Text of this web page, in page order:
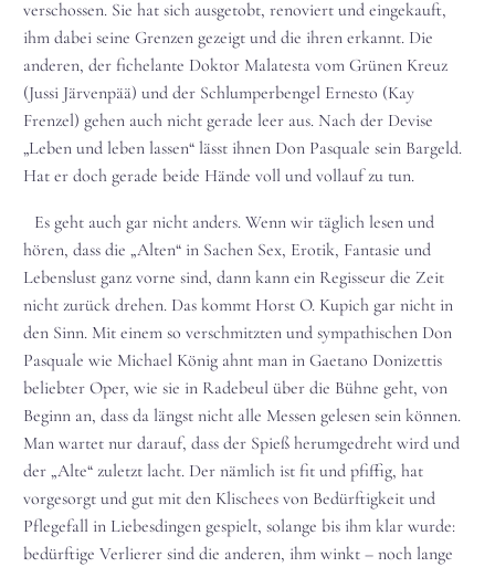
verschossen. Sie hat sich ausgetobt, renoviert und eingekauft,
ihm dabei seine Grenzen gezeigt und die ihren erkannt. Die
anderen, der fichelante Doktor Malatesta vom Grünen Kreuz
(Jussi Järvenpää) und der Schlumperbengel Ernesto (Kay
Frenzel) gehen auch nicht gerade leer aus. Nach der Devise
„Leben und leben lassen“ lässt ihnen Don Pasquale sein Bargeld.
Hat er doch gerade beide Hände voll und vollauf zu tun.
Es geht auch gar nicht anders. Wenn wir täglich lesen und
hören, dass die „Alten“ in Sachen Sex, Erotik, Fantasie und
Lebenslust ganz vorne sind, dann kann ein Regisseur die Zeit
nicht zurück drehen. Das kommt Horst O. Kupich gar nicht in
den Sinn. Mit einem so verschmitzten und sympathischen Don
Pasquale wie Michael König ahnt man in Gaetano Donizettis
beliebter Oper, wie sie in Radebeul über die Bühne geht, von
Beginn an, dass da längst nicht alle Messen gelesen sein können.
Man wartet nur darauf, dass der Spieß herumgedreht wird und
der „Alte“ zuletzt lacht. Der nämlich ist fit und pfiffig, hat
vorgesorgt und gut mit den Klischees von Bedürftigkeit und
Pflegefall in Liebesdingen gespielt, solange bis ihm klar wurde:
bedürftige Verlierer sind die anderen, ihm winkt – noch lange